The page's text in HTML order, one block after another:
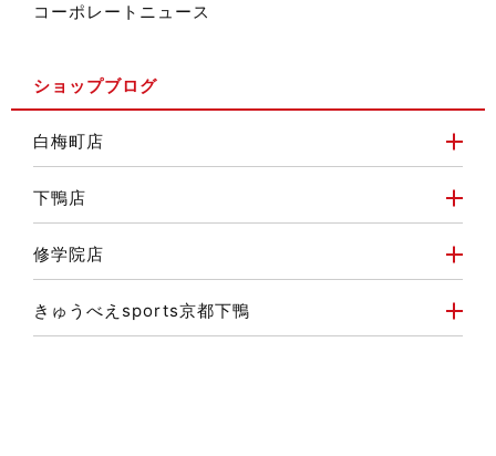
コーポレートニュース
ショップブログ
白梅町店
下鴨店
修学院店
きゅうべえsports京都下鴨